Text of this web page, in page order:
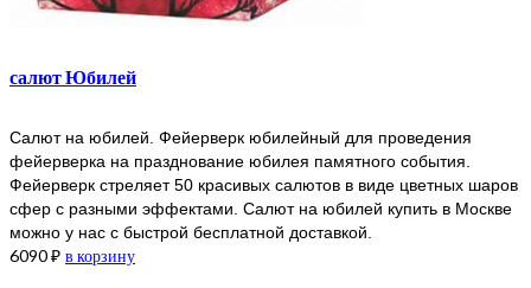
салют Юбилей
Салют на юбилей. Фейерверк юбилейный для проведения
фейерверка на празднование юбилея памятного события.
Фейерверк стреляет 50 красивых салютов в виде цветных шаров
сфер с разными эффектами. Салют на юбилей купить в Москве
можно у нас с быстрой бесплатной доставкой.
6090₽ в корзину